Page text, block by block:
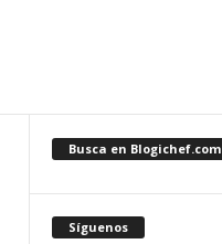
Busca en Blogichef.com
Síguenos